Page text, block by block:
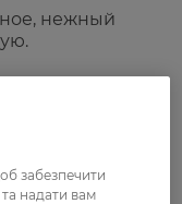
нежный
Добре очищує
легко
забезпечити
надати вам